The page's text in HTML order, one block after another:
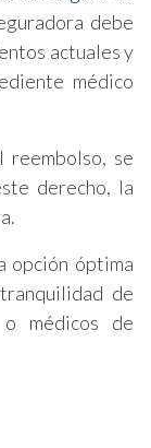
debe
actuales y
médico
se
derecho, la
opción óptima
de
médicos de